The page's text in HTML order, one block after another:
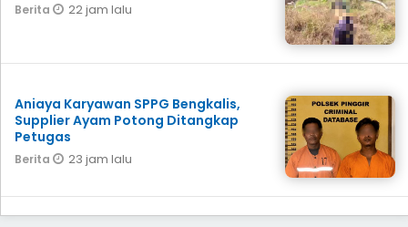
Berita 22 jam lalu
Aniaya Karyawan SPPG Bengkalis,
Supplier Ayam Potong Ditangkap
Petugas
Berita 23 jam lalu